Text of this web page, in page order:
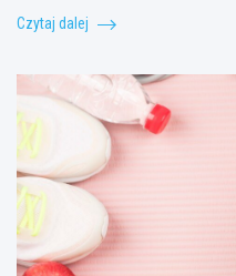
Czytaj dalej